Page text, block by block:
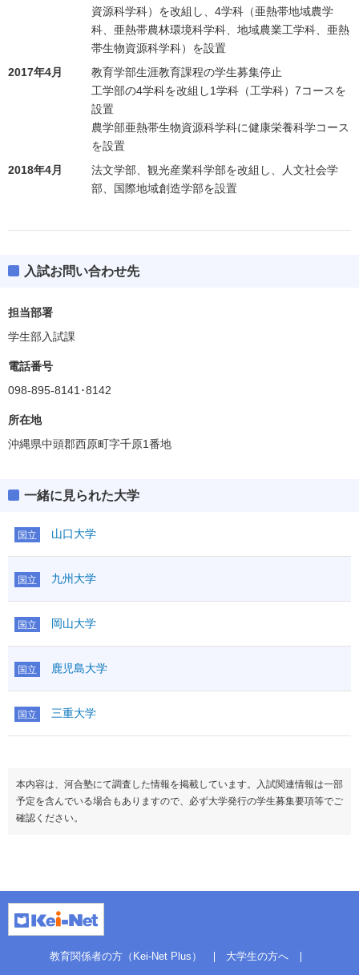
資源科学科）を改組し、4学科（亜熱帯地域農学
科、亜熱帯農林環境科学科、地域農業工学科、亜熱
帯生物資源科学科）を設置
2017年4月
教育学部生涯教育課程の学生募集停止
工学部の4学科を改組し1学科（工学科）7コースを
設置
農学部亜熱帯生物資源科学科に健康栄養科学コース
を設置
2018年4月
法文学部、観光産業科学部を改組し、人文社会学
部、国際地域創造学部を設置
入試お問い合わせ先
担当部署
学生部入試課
電話番号
098-895-8141･8142
所在地
沖縄県中頭郡西原町字千原1番地
一緒に見られた大学
国立 山口大学
国立 九州大学
国立 岡山大学
国立 鹿児島大学
国立 三重大学
本内容は、河合塾にて調査した情報を掲載しています。入試関連情報は一部
予定を含んでいる場合もありますので、必ず大学発行の学生募集要項等でご
確認ください。
教育関係者の方（Kei-Net Plus）
大学生の方へ